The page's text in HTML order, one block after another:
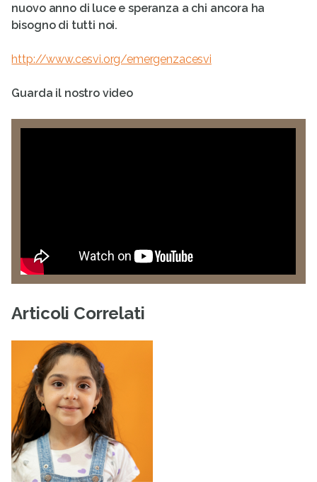
nuovo anno di luce e speranza a chi ancora ha
bisogno di tutti noi.
http://www.cesvi.org/emergenzacesvi
Guarda il nostro video
Articoli Correlati